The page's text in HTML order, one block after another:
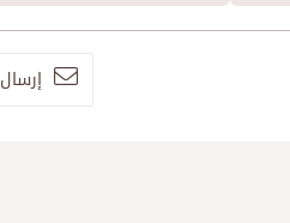
إرسال